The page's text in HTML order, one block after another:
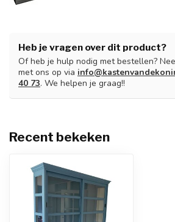
Heb je vragen over dit product?
Of heb je hulp nodig met bestellen?
met ons op via
40 73. We helpen je graag!!
Recent bekeken